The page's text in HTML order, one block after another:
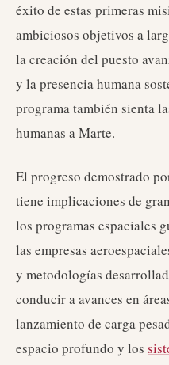
éxito de estas primeras
ambiciosos objetivos a
la creación del puesto
y la presencia humana
programa también sienta
humanas a Marte.
El progreso demostrado
tiene implicaciones de
los programas espaciales
las empresas
y metodologías
conducir a avances en
lanzamiento de carga
espacio profundo y los